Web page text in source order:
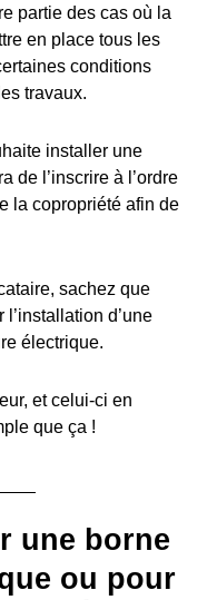
partie des cas où la
en place tous les
conditions
travaux.
installer une
de l’inscrire à l’ordre
la copropriété afin de
sachez que
d’une
électrique.
et celui-ci en
que ça !
une borne
ou pour